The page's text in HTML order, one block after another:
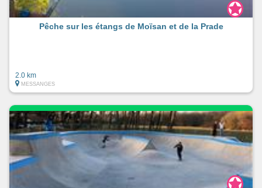
Pêche sur les étangs de Moïsan et de la Prade
2.0 km
MESSANGES